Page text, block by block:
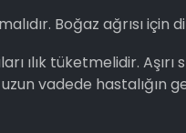
Boğaz ağrısı için
ılık tüketmelidir.
vadede hastalığın